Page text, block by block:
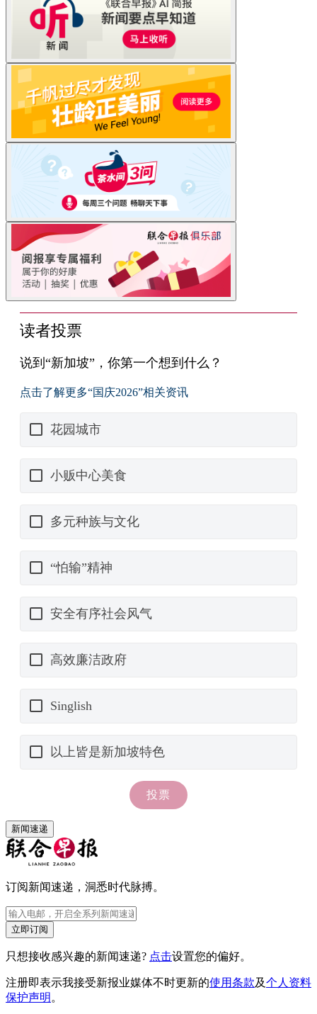
新闻速递
订阅新闻速递，洞悉时代脉搏。
立即订阅
只想接收感兴趣的新闻速递? 点击设置您的偏好。
注册即表示我接受新报业媒体不时更新的使用条款及个人资料
保护声明 。